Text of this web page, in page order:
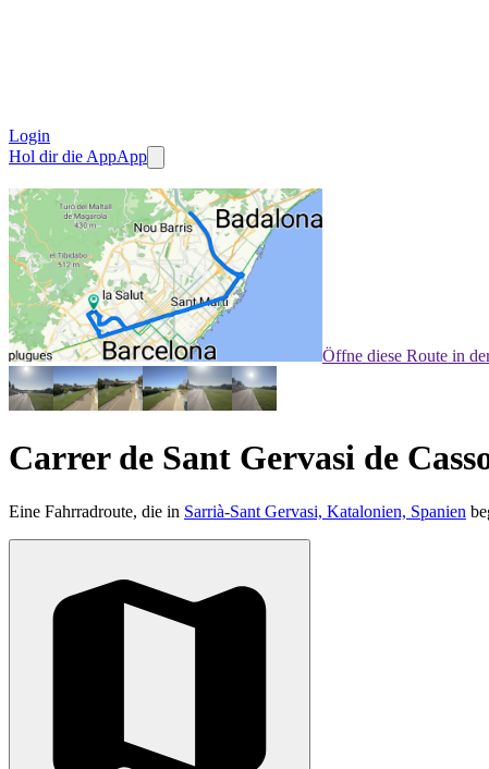
Login
Hol dir die AppApp
Öffne diese Route in
Carrer de Sant Gervasi de
Eine Fahrradroute, die in Sarrià-Sant Gervasi, Katalonien, Spanien